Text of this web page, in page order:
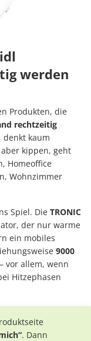
werden
Produkten, die
rechtzeitig
denkt kaum
kippen, geht
Homeoffice
Wohnzimmer
Spiel. Die TRONIC
der nur warme
ein mobiles
9000
vor allem, wenn
Hitzephasen
. Dann